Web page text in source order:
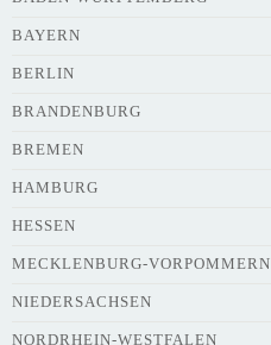
BAYERN
BERLIN
BRANDENBURG
BREMEN
HAMBURG
HESSEN
MECKLENBURG-VORPOMMERN
NIEDERSACHSEN
NORDRHEIN-WESTFALEN